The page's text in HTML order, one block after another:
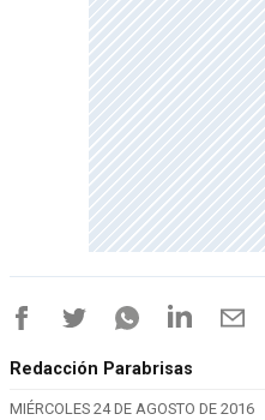
Redacción Parabrisas
MIÉRCOLES 24 DE AGOSTO DE 2016